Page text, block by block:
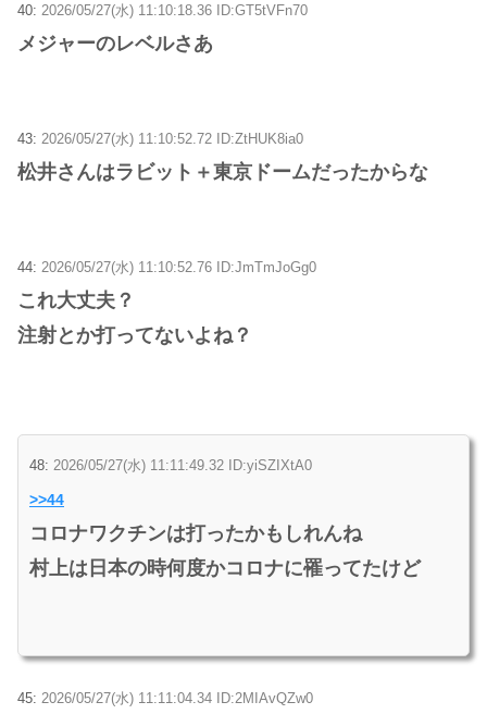
40: 2026/05/27(水) 11:10:18.36 ID:GT5tVFn70
メジャーのレベルさあ
43: 2026/05/27(水) 11:10:52.72 ID:ZtHUK8ia0
松井さんはラビット＋東京ドームだったからな
44: 2026/05/27(水) 11:10:52.76 ID:JmTmJoGg0
これ大丈夫？
注射とか打ってないよね？
48: 2026/05/27(水) 11:11:49.32 ID:yiSZIXtA0
>>44
コロナワクチンは打ったかもしれんね
村上は日本の時何度かコロナに罹ってたけど
45: 2026/05/27(水) 11:11:04.34 ID:2MIAvQZw0